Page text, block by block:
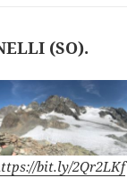
(SO).
bit.ly/2Qr2LKf